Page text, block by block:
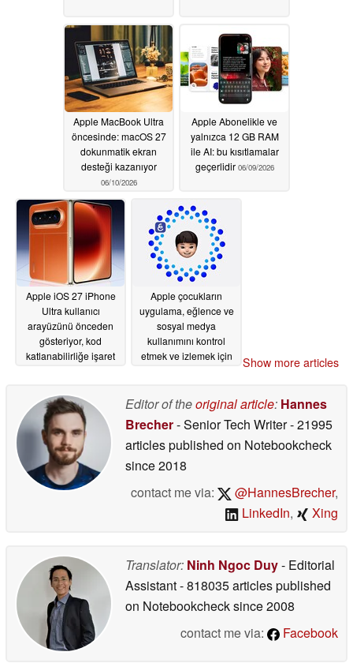
Apple MacBook Ultra
öncesinde: macOS 27
dokunmatik ekran
desteği kazanıyor
06/10/2026
Apple Abonelikle ve
yalnızca 12 GB RAM
ile AI: bu kısıtlamalar
geçerlidir 06/09/2026
Apple iOS 27 iPhone
Ultra kullanıcı
arayüzünü önceden
gösteriyor, kod
katlanabilirliğe işaret
Apple çocukların
uygulama, eğlence ve
sosyal medya
kullanımını kontrol
etmek ve izlemek için
06/09/2026
Show more articles
Editor of theoriginal article: Hannes
Brecher- Senior Tech Writer- 21995
articles published on Notebookcheck
since 2018
contact me via:
@HannesBrecher,
LinkedIn, Xing
Translator: Ninh Ngoc Duy- Editorial
Assistant- 818035 articles published
on Notebookchecksince 2008
contact me via:
Facebook